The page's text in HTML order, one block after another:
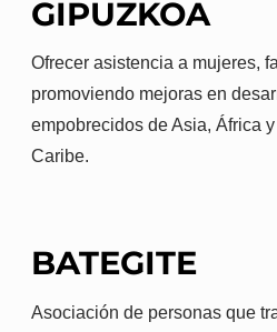
GIPUZKOA
Ofrecer asistencia a mujeres,
promoviendo mejoras en
empobrecidos de Asia, África
Caribe.
BATEGITE
Asociación de personas que